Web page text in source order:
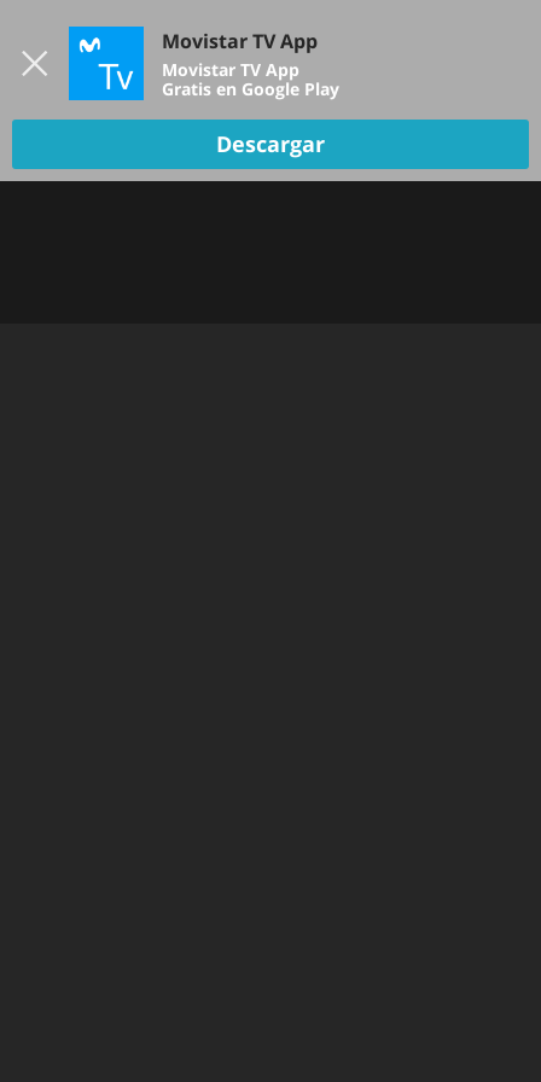
TV EN VIVO
Movistar TV App
Movistar TV App
Gratis en Google Play
Descargar